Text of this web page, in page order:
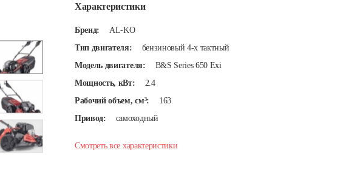
Характеристики
Бренд:
AL-KO
Тип двигателя:
бензиновый 4-х тактный
Модель двигателя:
B&S Series 650 Exi
Мощность, кВт:
2.4
Рабочий объем, см³:
163
Привод:
самоходный
Смотреть все характеристики